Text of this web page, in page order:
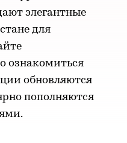
элегантные
для
ознакомиться
обновляются
пополняются